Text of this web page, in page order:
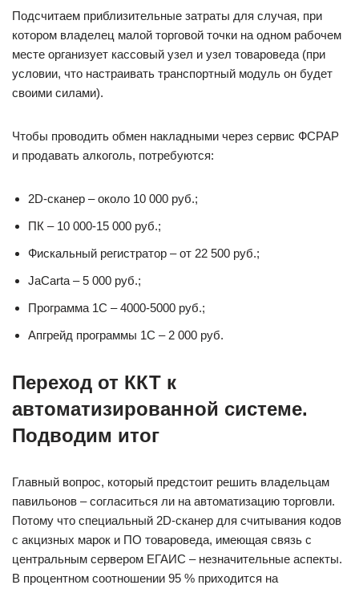
Подсчитаем приблизительные затраты для случая, при
котором владелец малой торговой точки на одном рабочем
месте организует кассовый узел и узел товароведа (при
условии, что настраивать транспортный модуль он будет
своими силами).
Чтобы проводить обмен накладными через сервис ФСРАР
и продавать алкоголь, потребуются:
2D-сканер – около 10 000 руб.;
ПК – 10 000-15 000 руб.;
Фискальный регистратор – от 22 500 руб.;
JaCarta – 5 000 руб.;
Программа 1С – 4000-5000 руб.;
Апгрейд программы 1С – 2 000 руб.
Переход от ККТ к
автоматизированной системе.
Подводим итог
Главный вопрос, который предстоит решить владельцам
павильонов – согласиться ли на автоматизацию торговли.
Потому что специальный 2D-сканер для считывания кодов
с акцизных марок и ПО товароведа, имеющая связь с
центральным сервером ЕГАИС – незначительные аспекты.
В процентном соотношении 95 % приходится на